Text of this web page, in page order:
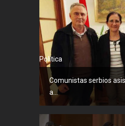
Política
Comunistas serbios
a...